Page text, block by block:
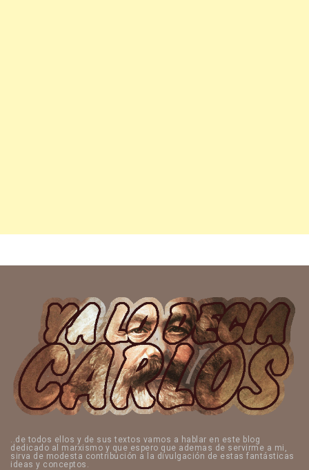
..de todos ellos y de sus textos vamos a hablar en este blog
dedicado al marxismo y que espero que ademas de servirme a mi,
sirva de modesta contribución a la divulgación de estas fantásticas
ideas y conceptos.